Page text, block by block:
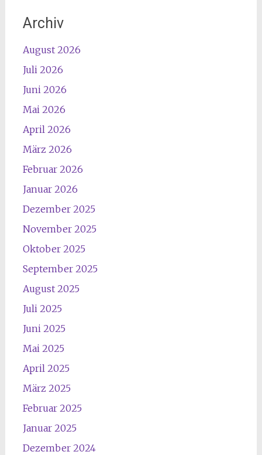
Archiv
August 2026
Juli 2026
Juni 2026
Mai 2026
April 2026
März 2026
Februar 2026
Januar 2026
Dezember 2025
November 2025
Oktober 2025
September 2025
August 2025
Juli 2025
Juni 2025
Mai 2025
April 2025
März 2025
Februar 2025
Januar 2025
Dezember 2024